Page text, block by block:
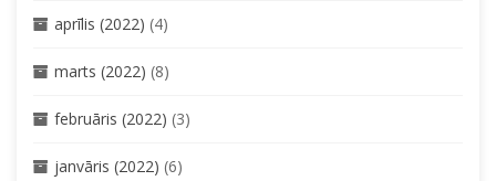
aprīlis (2022) (4)
marts (2022) (8)
februāris (2022) (3)
janvāris (2022) (6)